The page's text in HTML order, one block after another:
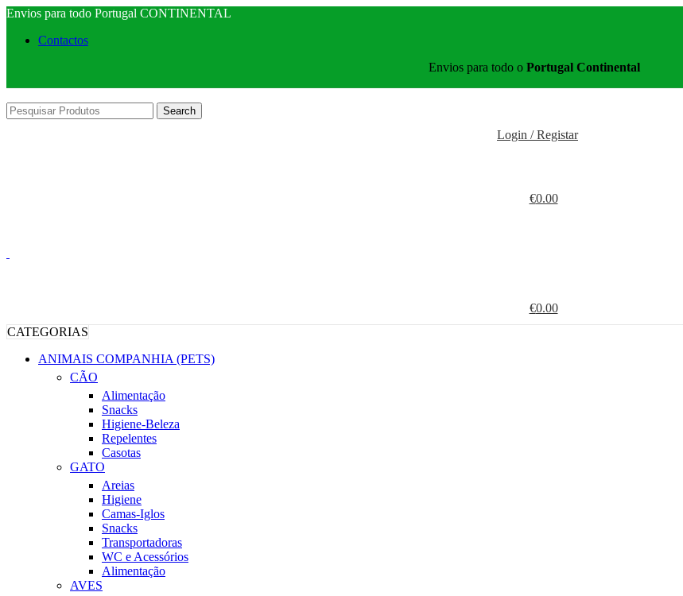
Envios para todo Portugal CONTINENTAL
Contactos
Envios para todo o Portugal Continental
Search
Login / Registar
€0.00
€0.00
CATEGORIAS
ANIMAIS COMPANHIA (PETS)
CÃO
Alimentação
Snacks
Higiene-Beleza
Repelentes
Casotas
GATO
Areias
Higiene
Camas-Iglos
Snacks
Transportadoras
WC e Acessórios
Alimentação
AVES